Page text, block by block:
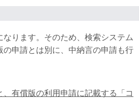
ります。そのため、検索システム
の申請とは別に、中納言の申請も行
有償版の利用申請に記載する「コ